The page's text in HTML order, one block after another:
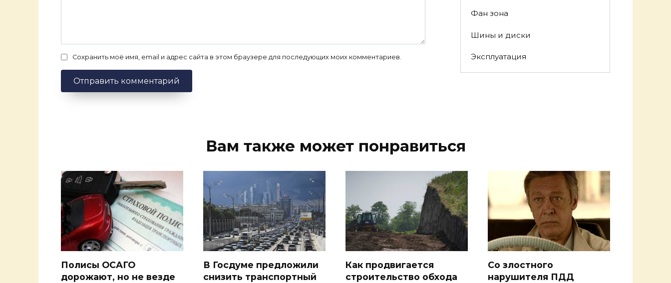
Сохранить моё имя, email и адрес сайта в этом браузере для последующих моих комментариев.
Фан зона
Шины и диски
Эксплуатация
Вам также может понравиться
Полисы ОСАГО
дорожают, но не везде
В Госдуме предложили
снизить транспортный
Как продвигается
строительство обхода
Со злостного
нарушителя ПДД